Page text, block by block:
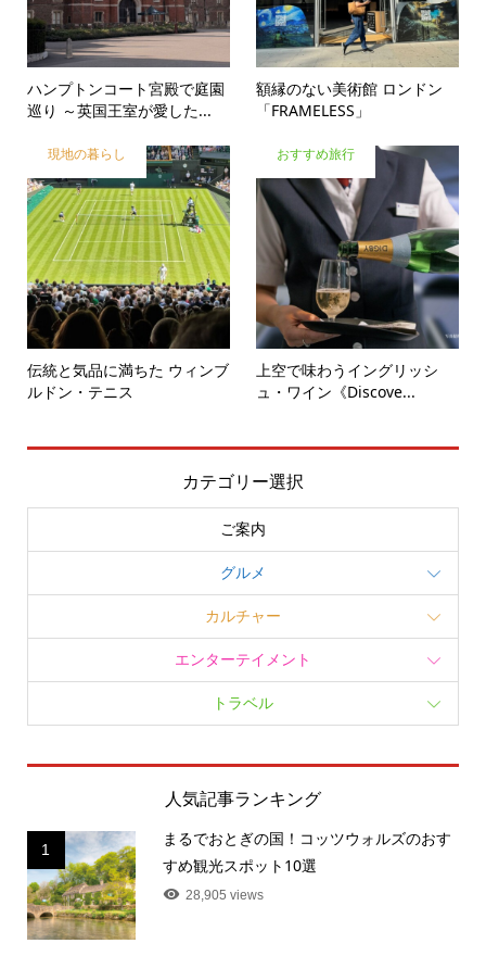
ハンプトンコート宮殿で庭園
巡り ～英国王室が愛した...
額縁のない美術館 ロンドン
「FRAMELESS」
現地の暮らし
伝統と気品に満ちた ウィンブ
ルドン・テニス
おすすめ旅行
上空で味わうイングリッシ
ュ・ワイン《Discove...
カテゴリー選択
ご案内
グルメ
カルチャー
エンターテイメント
トラベル
人気記事ランキング
1
まるでおとぎの国！コッツウォルズのおす
すめ観光スポット10選
28,905 views